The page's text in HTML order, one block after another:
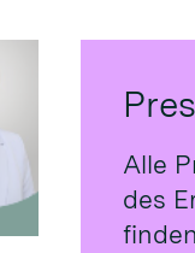
Alle
des